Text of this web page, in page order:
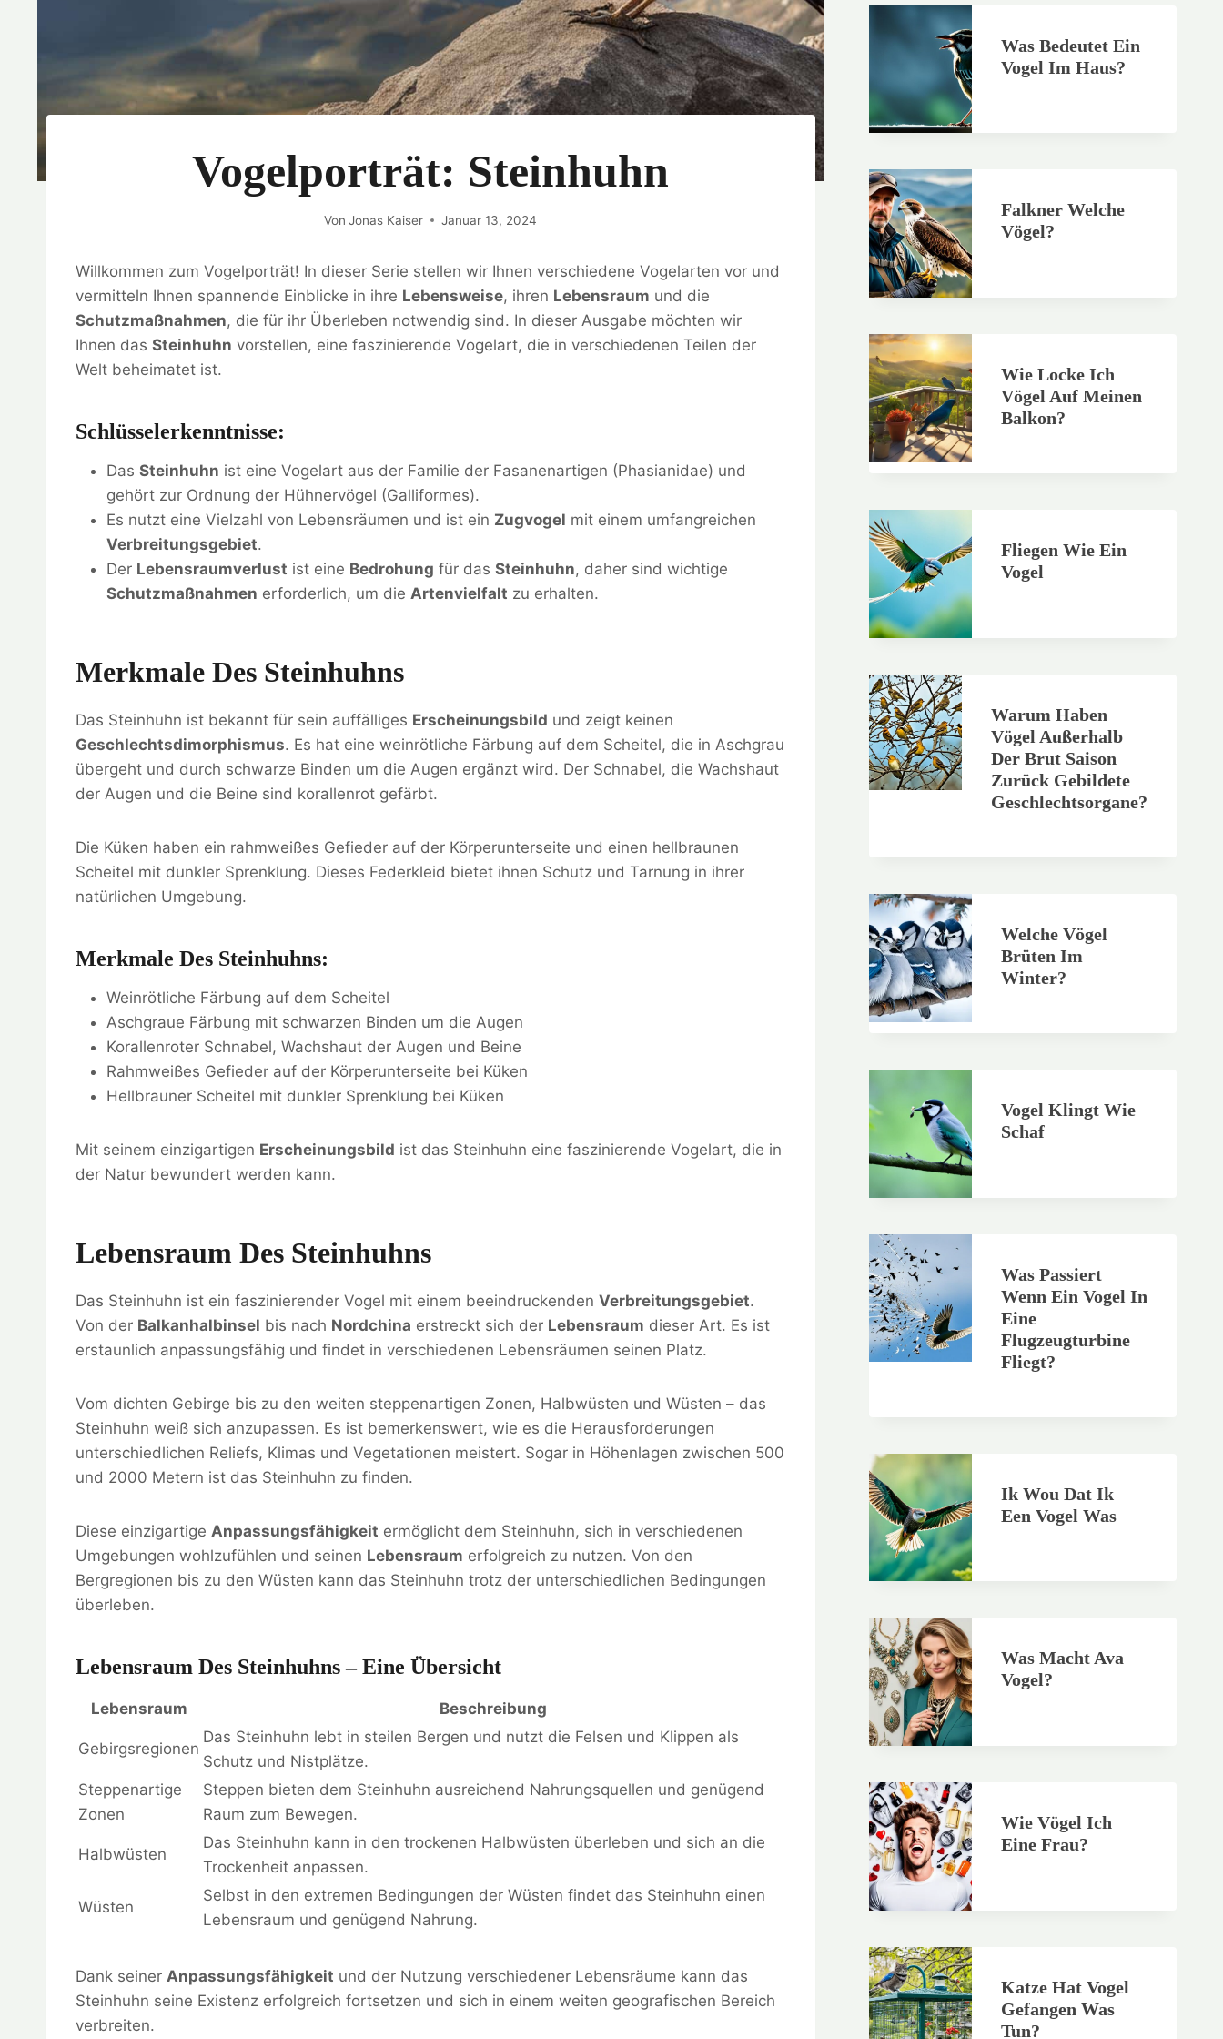
Vogelporträt: Steinhuhn
Von Jonas Kaiser Januar 13, 2024
Willkommen zum Vogelporträt! In dieser Serie stellen wir Ihnen verschiedene Vogelarten vor und
vermitteln Ihnen spannende Einblicke in ihre Lebensweise, ihren Lebensraum und die
Schutzmaßnahmen, die für ihr Überleben notwendig sind. In dieser Ausgabe möchten wir
Ihnen das Steinhuhn vorstellen, eine faszinierende Vogelart, die in verschiedenen Teilen der
Welt beheimatet ist.
Schlüsselerkenntnisse:
Das Steinhuhn ist eine Vogelart aus der Familie der Fasanenartigen (Phasianidae) und
gehört zur Ordnung der Hühnervögel (Galliformes).
Es nutzt eine Vielzahl von Lebensräumen und ist ein Zugvogel mit einem umfangreichen
Verbreitungsgebiet.
Der Lebensraumverlust ist eine Bedrohung für das Steinhuhn, daher sind wichtige
Schutzmaßnahmen erforderlich, um die Artenvielfalt zu erhalten.
Merkmale Des Steinhuhns
Das Steinhuhn ist bekannt für sein auffälliges Erscheinungsbild und zeigt keinen
Geschlechtsdimorphismus. Es hat eine weinrötliche Färbung auf dem Scheitel, die in Aschgrau
übergeht und durch schwarze Binden um die Augen ergänzt wird. Der Schnabel, die Wachshaut
der Augen und die Beine sind korallenrot gefärbt.
Die Küken haben ein rahmweißes Gefieder auf der Körperunterseite und einen hellbraunen
Scheitel mit dunkler Sprenklung. Dieses Federkleid bietet ihnen Schutz und Tarnung in ihrer
natürlichen Umgebung.
Merkmale Des Steinhuhns:
Weinrötliche Färbung auf dem Scheitel
Aschgraue Färbung mit schwarzen Binden um die Augen
Korallenroter Schnabel, Wachshaut der Augen und Beine
Rahmweißes Gefieder auf der Körperunterseite bei Küken
Hellbrauner Scheitel mit dunkler Sprenklung bei Küken
Mit seinem einzigartigen Erscheinungsbild ist das Steinhuhn eine faszinierende Vogelart, die in
der Natur bewundert werden kann.
Lebensraum Des Steinhuhns
Das Steinhuhn ist ein faszinierender Vogel mit einem beeindruckenden Verbreitungsgebiet.
Von der Balkanhalbinsel bis nach Nordchina erstreckt sich der Lebensraum dieser Art. Es ist
erstaunlich anpassungsfähig und findet in verschiedenen Lebensräumen seinen Platz.
Vom dichten Gebirge bis zu den weiten steppenartigen Zonen, Halbwüsten und Wüsten – das
Steinhuhn weiß sich anzupassen. Es ist bemerkenswert, wie es die Herausforderungen
unterschiedlichen Reliefs, Klimas und Vegetationen meistert. Sogar in Höhenlagen zwischen 500
und 2000 Metern ist das Steinhuhn zu finden.
Diese einzigartige Anpassungsfähigkeit ermöglicht dem Steinhuhn, sich in verschiedenen
Umgebungen wohlzufühlen und seinen Lebensraum erfolgreich zu nutzen. Von den
Bergregionen bis zu den Wüsten kann das Steinhuhn trotz der unterschiedlichen Bedingungen
überleben.
Lebensraum Des Steinhuhns – Eine Übersicht
Lebensraum Beschreibung
Gebirgsregionen
Das Steinhuhn lebt in steilen Bergen und nutzt die Felsen und Klippen als
Schutz und Nistplätze.
Steppenartige
Zonen
Steppen bieten dem Steinhuhn ausreichend Nahrungsquellen und genügend
Raum zum Bewegen.
Halbwüsten
Das Steinhuhn kann in den trockenen Halbwüsten überleben und sich an die
Trockenheit anpassen.
Wüsten
Selbst in den extremen Bedingungen der Wüsten findet das Steinhuhn einen
Lebensraum und genügend Nahrung.
Dank seiner Anpassungsfähigkeit und der Nutzung verschiedener Lebensräume kann das
Steinhuhn seine Existenz erfolgreich fortsetzen und sich in einem weiten geografischen Bereich
verbreiten.
Was Bedeutet Ein
Vogel Im Haus?
Falkner Welche
Vögel?
Wie Locke Ich
Vögel Auf Meinen
Balkon?
Fliegen Wie Ein
Vogel
Warum Haben
Vögel Außerhalb
Der Brut Saison
Zurück Gebildete
Geschlechtsorgane?
Welche Vögel
Brüten Im
Winter?
Vogel Klingt Wie
Schaf
Was Passiert
Wenn Ein Vogel In
Eine
Flugzeugturbine
Fliegt?
Ik Wou Dat Ik
Een Vogel Was
Was Macht Ava
Vogel?
Wie Vögel Ich
Eine Frau?
Katze Hat Vogel
Gefangen Was
Tun?